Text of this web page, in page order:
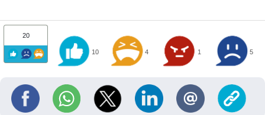
20
10 4 1 5